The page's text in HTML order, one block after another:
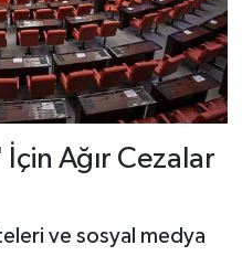
Ağır Cezalar
ve sosyal medya